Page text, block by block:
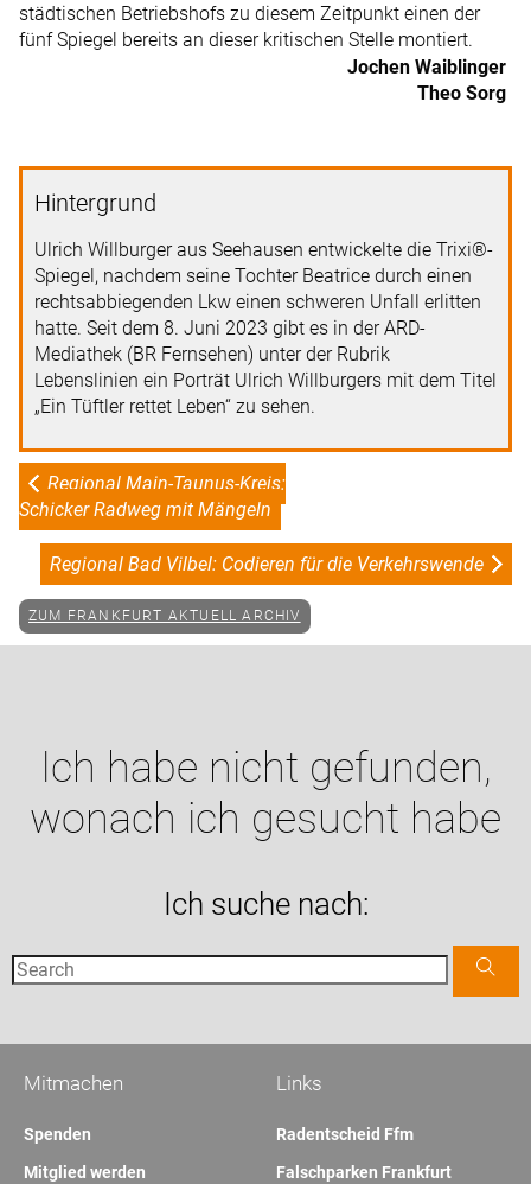
städtischen Betriebshofs zu diesem Zeitpunkt einen der
fünf Spiegel bereits an dieser kritischen Stelle montiert.
Jochen Waiblinger
Theo Sorg
Hintergrund
Ulrich Willburger aus Seehausen entwickelte die Trixi®-
Spiegel, nachdem seine Tochter Beatrice durch einen
rechtsabbiegenden Lkw einen schweren Unfall erlitten
hatte. Seit dem 8. Juni 2023 gibt es in der ARD-
Mediathek (BR Fernsehen) unter der Rubrik
Lebenslinien ein Porträt Ulrich Willburgers mit dem Titel
„Ein Tüftler rettet Leben“ zu sehen.
Regional Main-Taunus-Kreis:
Schicker Radweg mit Mängeln
Regional Bad Vilbel: Codieren für die Verkehrswende
ZUM FRANKFURT AKTUELL ARCHIV
Ich habe nicht gefunden,
wonach ich gesucht habe
Ich suche nach:
Links
Radentscheid Ffm
Falschparken Frankfurt
Mitmachen
Spenden
Mitglied werden